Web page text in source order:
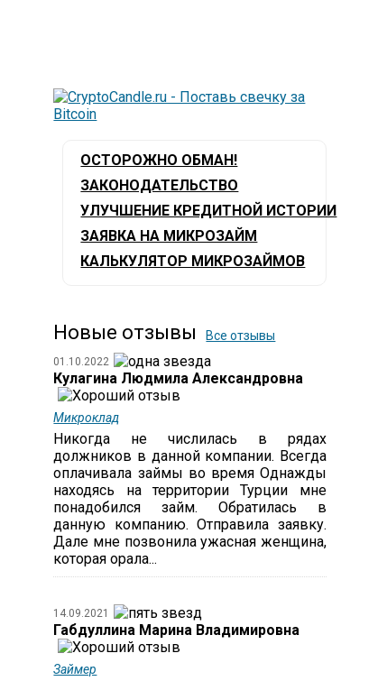
ОСТОРОЖНО ОБМАН!
ЗАКОНОДАТЕЛЬСТВО
УЛУЧШЕНИЕ КРЕДИТНОЙ ИСТОРИИ
ЗАЯВКА НА МИКРОЗАЙМ
КАЛЬКУЛЯТОР МИКРОЗАЙМОВ
Новые отзывы Все отзывы
01.10.2022
Кулагина Людмила Александровна
Микроклад
Никогда не числилась в рядах
должников в данной компании. Всегда
оплачивала займы во время Однажды
находясь на территории Турции мне
понадобился займ. Обратилась в
данную компанию. Отправила заявку.
Дале мне позвонила ужасная женщина,
которая орала...
14.09.2021
Габдуллина Марина Владимировна
Займер